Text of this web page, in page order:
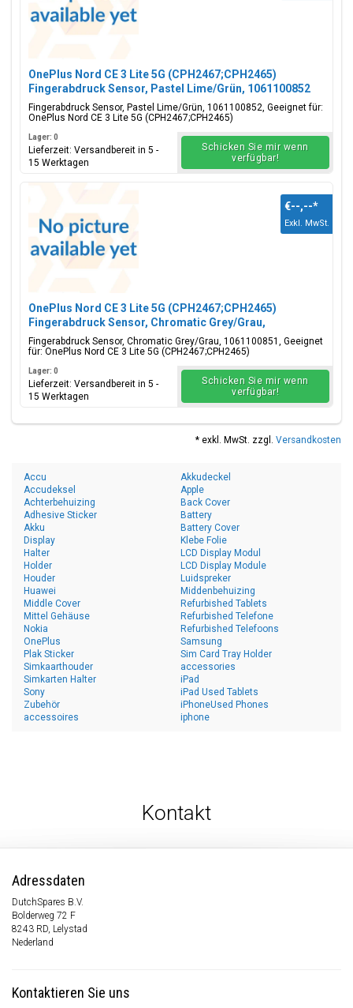
OnePlus Nord CE 3 Lite 5G (CPH2467;CPH2465)
Fingerabdruck Sensor, Pastel Lime/Grün, 1061100852
Fingerabdruck Sensor, Pastel Lime/Grün, 1061100852, Geeignet für:
OnePlus Nord CE 3 Lite 5G (CPH2467;CPH2465)
Lager: 0
Lieferzeit: Versandbereit in 5 -
15 Werktagen
Schicken Sie mir wenn
verfügbar!
OnePlus Nord CE 3 Lite 5G (CPH2467;CPH2465)
Fingerabdruck Sensor, Chromatic Grey/Grau,
1061100851
Fingerabdruck Sensor, Chromatic Grey/Grau, 1061100851, Geeignet
für: OnePlus Nord CE 3 Lite 5G (CPH2467;CPH2465)
€--,--*
Exkl. MwSt.
Lager: 0
Lieferzeit: Versandbereit in 5 -
15 Werktagen
Schicken Sie mir wenn
verfügbar!
* exkl. MwSt. zzgl. Versandkosten
Accu
Accudeksel
Achterbehuizing
Adhesive Sticker
Akku
Akkudeckel
Apple
Back Cover
Battery
Battery Cover
Display
Halter
Holder
Houder
Huawei
Klebe Folie
LCD Display Modul
LCD Display Module
Luidspreker
Middenbehuizing
Middle Cover
Mittel Gehäuse
Nokia
OnePlus
Plak Sticker
Refurbished Tablets
Refurbished Telefone
Refurbished Telefoons
Samsung
Sim Card Tray Holder
Simkaarthouder
Simkarten Halter
Sony
Zubehör
accessoires
accessories
iPad
iPad Used Tablets
iPhoneUsed Phones
iphone
Kontakt
Adressdaten
DutchSpares B.V.
Bolderweg 72 F
8243 RD, Lelystad
Nederland
Kontaktieren Sie uns